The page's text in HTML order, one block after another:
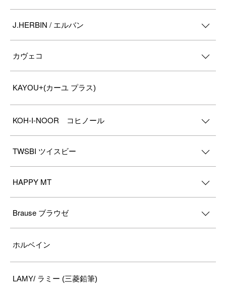
J.HERBIN / エルバン
カヴェコ
KAYOU+(カーユ プラス)
KOH-I-NOOR コヒノール
TWSBI ツイスビー
HAPPY MT
Brause ブラウゼ
ホルベイン
LAMY/ ラミー (三菱鉛筆)